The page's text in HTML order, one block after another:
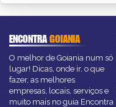
ENCONTRAGOIANIA
O melhor de Goiania num só
lugar! Dicas, onde ir, o que
fazer, as melhores
empresas, locais, serviços e
muito mais no guia Encontra